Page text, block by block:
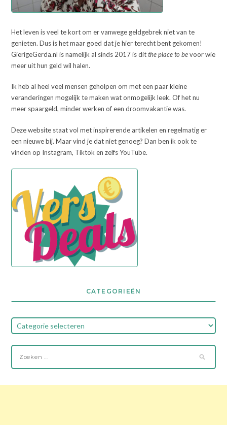
Het leven is veel te kort om er vanwege geldgebrek niet van te
genieten. Dus is het maar goed dat je hier terecht bent gekomen!
GierigeGerda.nl is namelijk al sinds 2017 is ditthe place to bevoor wie
meer uit hun geld wil halen.
Ik heb al heel veel mensen geholpen om met een paar kleine
veranderingen mogelijk te maken wat onmogelijk leek. Of het nu
meer spaargeld, minder werken of een droomvakantie was.
Deze website staat vol met inspirerende artikelen en regelmatig er
een nieuwe bij. Maar vind je dat niet genoeg? Dan ben ik ook te
vinden op Instagram, Tiktok en zelfs YouTube.
CATEGORIEËN